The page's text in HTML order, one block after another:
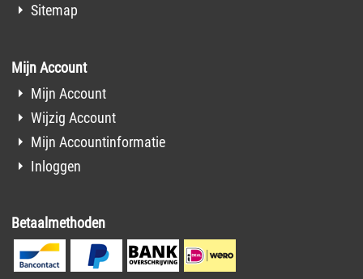
Sitemap
Mijn Account
Mijn Account
Wijzig Account
Mijn Accountinformatie
Inloggen
Betaalmethoden